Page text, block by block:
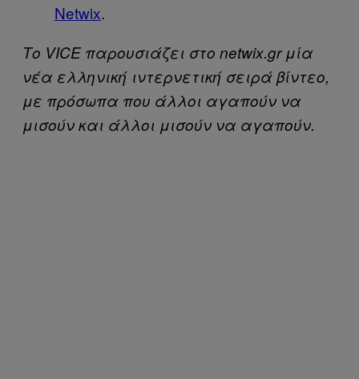
Netwix.
Το VICE παρουσιάζει στο netwix.gr μία
νέα ελληνική ιντερνετική σειρά βίντεο,
με πρόσωπα που άλλοι αγαπούν να
μισούν και άλλοι μισούν να αγαπούν.